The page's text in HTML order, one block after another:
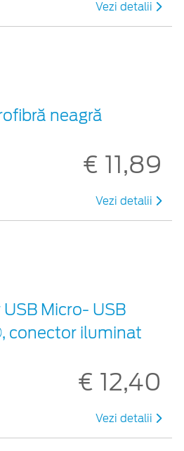
Vezi detalii
neagră
€ 11,89
Vezi detalii
Micro- USB
conector iluminat
€ 12,40
Vezi detalii